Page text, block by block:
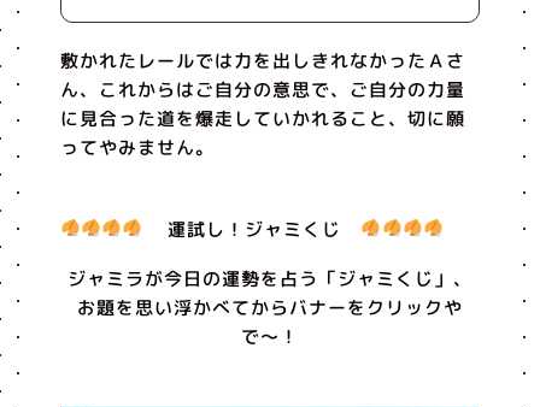
敷かれたレールでは力を出しきれなかったＡさ
ん、これからはご自分の意思で、ご自分の力量
に見合った道を爆走していかれること、切に願
ってやみません。
運試し！ジャミくじ
ジャミラが今日の運勢を占う「ジャミくじ」、
お題を思い浮かべてからバナーをクリックや
で〜！